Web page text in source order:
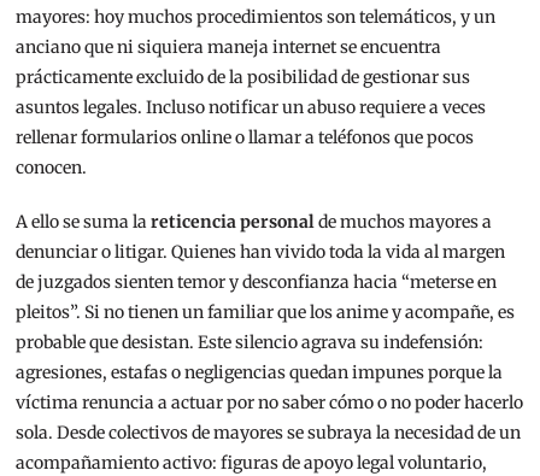
mayores: hoy muchos procedimientos son telemáticos, y un
anciano que ni siquiera maneja internet se encuentra
prácticamente excluido de la posibilidad de gestionar sus
asuntos legales. Incluso notificar un abuso requiere a veces
rellenar formularios online o llamar a teléfonos que pocos
conocen.
A ello se suma lareticencia personalde muchos mayores a
denunciar o litigar. Quienes han vivido toda la vida al margen
de juzgados sienten temor y desconfianza hacia “meterse en
pleitos”. Si no tienen un familiar que los anime y acompañe, es
probable que desistan. Este silencio agrava su indefensión:
agresiones, estafas o negligencias quedan impunes porque la
víctima renuncia a actuar por no saber cómo o no poder hacerlo
sola. Desde colectivos de mayores se subraya la necesidad de un
acompañamiento activo: figuras de apoyo legal voluntario,